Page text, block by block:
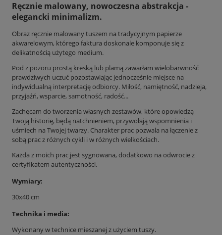
Ręcznie malowany, nowoczesna abstrakcja -
elegancki minimalizm.
Obraz ręcznie malowany tuszem na tradycyjnym papierze
akwarelowym, którego faktura doskonale komponuje się z
delikatnością użytego medium.
Pod z pozoru prostą kreską lub plamą zawarłam wielobarwność
prawdziwych uczuć pozostawiając jednocześnie miejsce na
indywidualną interpretację odbiorcy. Miłość, namiętność, nadzieja,
przyjaźń, wsparcie, samotność, radość...
Zachęcam do tworzenia własnych zestawów, które opowiedzą
Twoją historię, będą natchnieniem, przywołają wspomnienia i
uśmiech na Twojej twarzy. Charakter prac pozwala na łączenie z
sobą prac z różnych cykli i w różnych wielkościach.
Każda z moich prac jest sygnowana, dodatkowo na odwrocie z
certyfikatem autentyczności.
Wymiary:
30x40 cm
Technika i media:
Wykonany w technice mieszanej z użyciem tuszy.